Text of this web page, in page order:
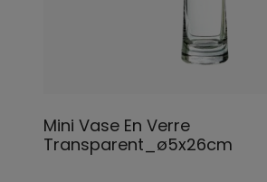
Mini Vase En Verre
Transparent_ø5x26cm